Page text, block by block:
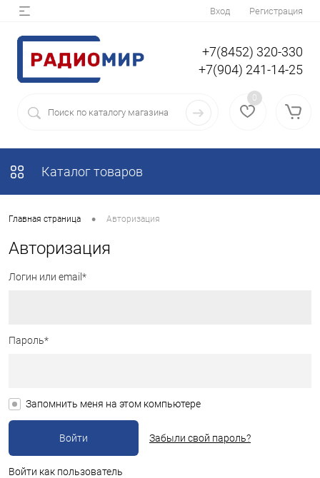
Вход Регистрация
+7(8452) 320-330
+7(904) 241-14-25
0
Каталог товаров
Главная страница • Авторизация
Авторизация
Логин или email*
Пароль*
Запомнить меня на этом компьютере
Забыли свой пароль?
Войти как пользователь